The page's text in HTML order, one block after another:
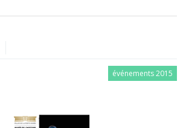
événements 2015